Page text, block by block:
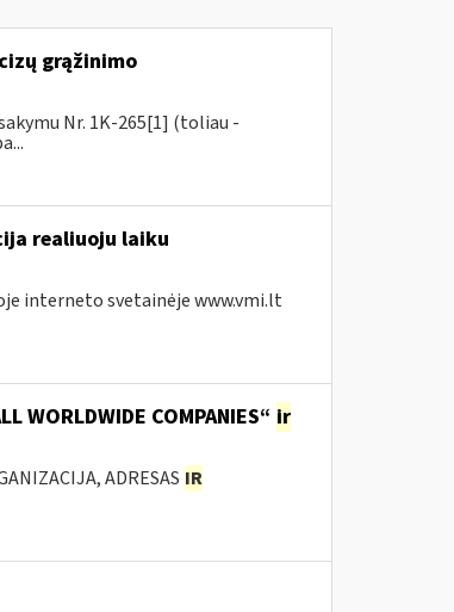
grąžinimo
Nr. 1K-265[1] (toliau -
realiuoju laiku
interneto svetainėje www.vmi.lt
WORLDWIDE COMPANIES“ ir
ADRESAS IR